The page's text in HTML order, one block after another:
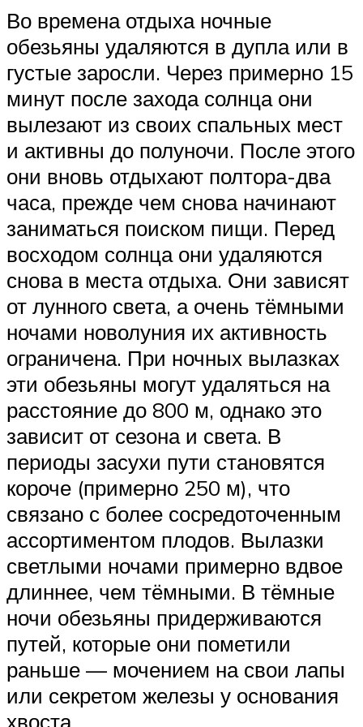
Во времена отдыха ночные
обезьяны удаляются в дупла или в
густые заросли. Через примерно 15
минут после захода солнца они
вылезают из своих спальных мест
и активны до полуночи. После этого
они вновь отдыхают полтора-два
часа, прежде чем снова начинают
заниматься поиском пищи. Перед
восходом солнца они удаляются
снова в места отдыха. Они зависят
от лунного света, а очень тёмными
ночами новолуния их активность
ограничена. При ночных вылазках
эти обезьяны могут удаляться на
расстояние до 800 м, однако это
зависит от сезона и света. В
периоды засухи пути становятся
короче (примерно 250 м), что
связано с более сосредоточенным
ассортиментом плодов. Вылазки
светлыми ночами примерно вдвое
длиннее, чем тёмными. В тёмные
ночи обезьяны придерживаются
путей, которые они пометили
раньше — мочением на свои лапы
или секретом железы у основания
хвоста.